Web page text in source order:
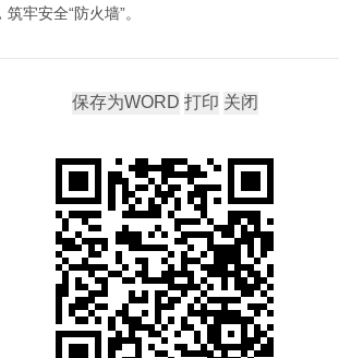
牢安全“防火墙”。